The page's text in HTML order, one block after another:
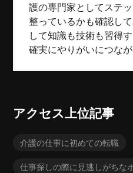
護の専門家としてステ
整っているかも確認し
して知識も技術も習得
確実にやりがいにつなが
アクセス上位記事
介護の仕事に初めての転職
仕事探しの際に見逃しがちな